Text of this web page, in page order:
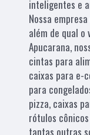
inteligentes e
Nossa
além de qual o
Apucarana,
cintas para
caixas para e-
para
pizza, caixas
rótulos
tantas outras